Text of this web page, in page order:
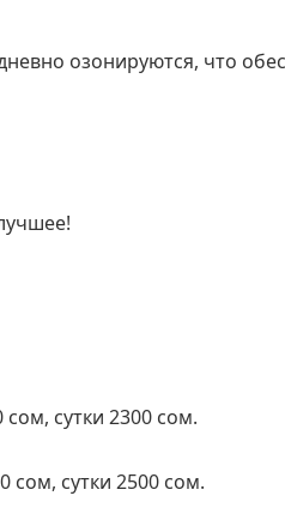
озонируются, что
сутки 2300 сом.
сом, сутки 2500 сом.